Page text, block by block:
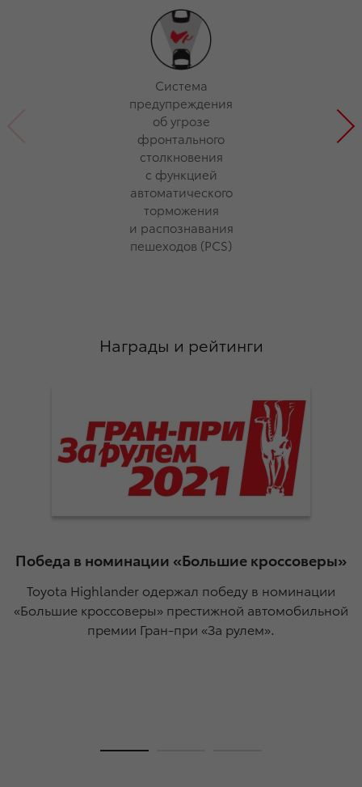
Система
предупреждения
об угрозе
фронтального
столкновения
с функцией
автоматического
торможения
и распознавания
пешеходов (PCS)
Награды и рейтинги
Победа в номинации «Большие кроссоверы»
Toyota Highlander одержал победу в номинации
«Большие кроссоверы» престижной автомобильной
премии Гран-при «За рулем».